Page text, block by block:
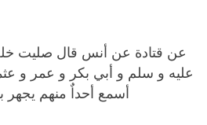
عن قتادة عن أنس قال صليت
عليه و سلم و أبي بكر و عمر و
أسمع أحداٌ منهم يجهر